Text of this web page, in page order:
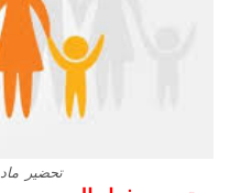
تحضير